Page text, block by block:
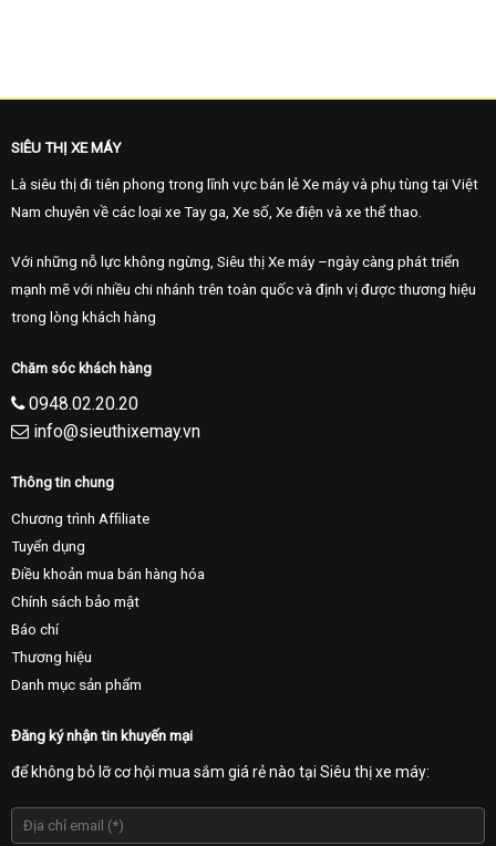
SIÊU THỊ XE MÁY
Là siêu thị đi tiên phong trong lĩnh vực bán lẻ Xe máy và phụ tùng tại Việt
Nam chuyên về các loại xe Tay ga, Xe số, Xe điện và xe thể thao.
Với những nỗ lực không ngừng, Siêu thị Xe máy –ngày càng phát triển
mạnh mẽ với nhiều chi nhánh trên toàn quốc và định vị được thương hiệu
trong lòng khách hàng
Chăm sóc khách hàng
0948.02.20.20
info@sieuthixemay.vn
Thông tin chung
Chương trình Afﬁliate
Tuyển dụng
Điều khoản mua bán hàng hóa
Chính sách bảo mật
Báo chí
Thương hiệu
Danh mục sản phẩm
Đăng ký nhận tin khuyến mại
để không bỏ lỡ cơ hội mua sắm giá rẻ nào tại Siêu thị xe máy: